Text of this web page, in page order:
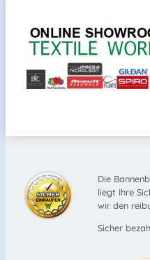
Die
liegt Ihre
wir den
Sicher